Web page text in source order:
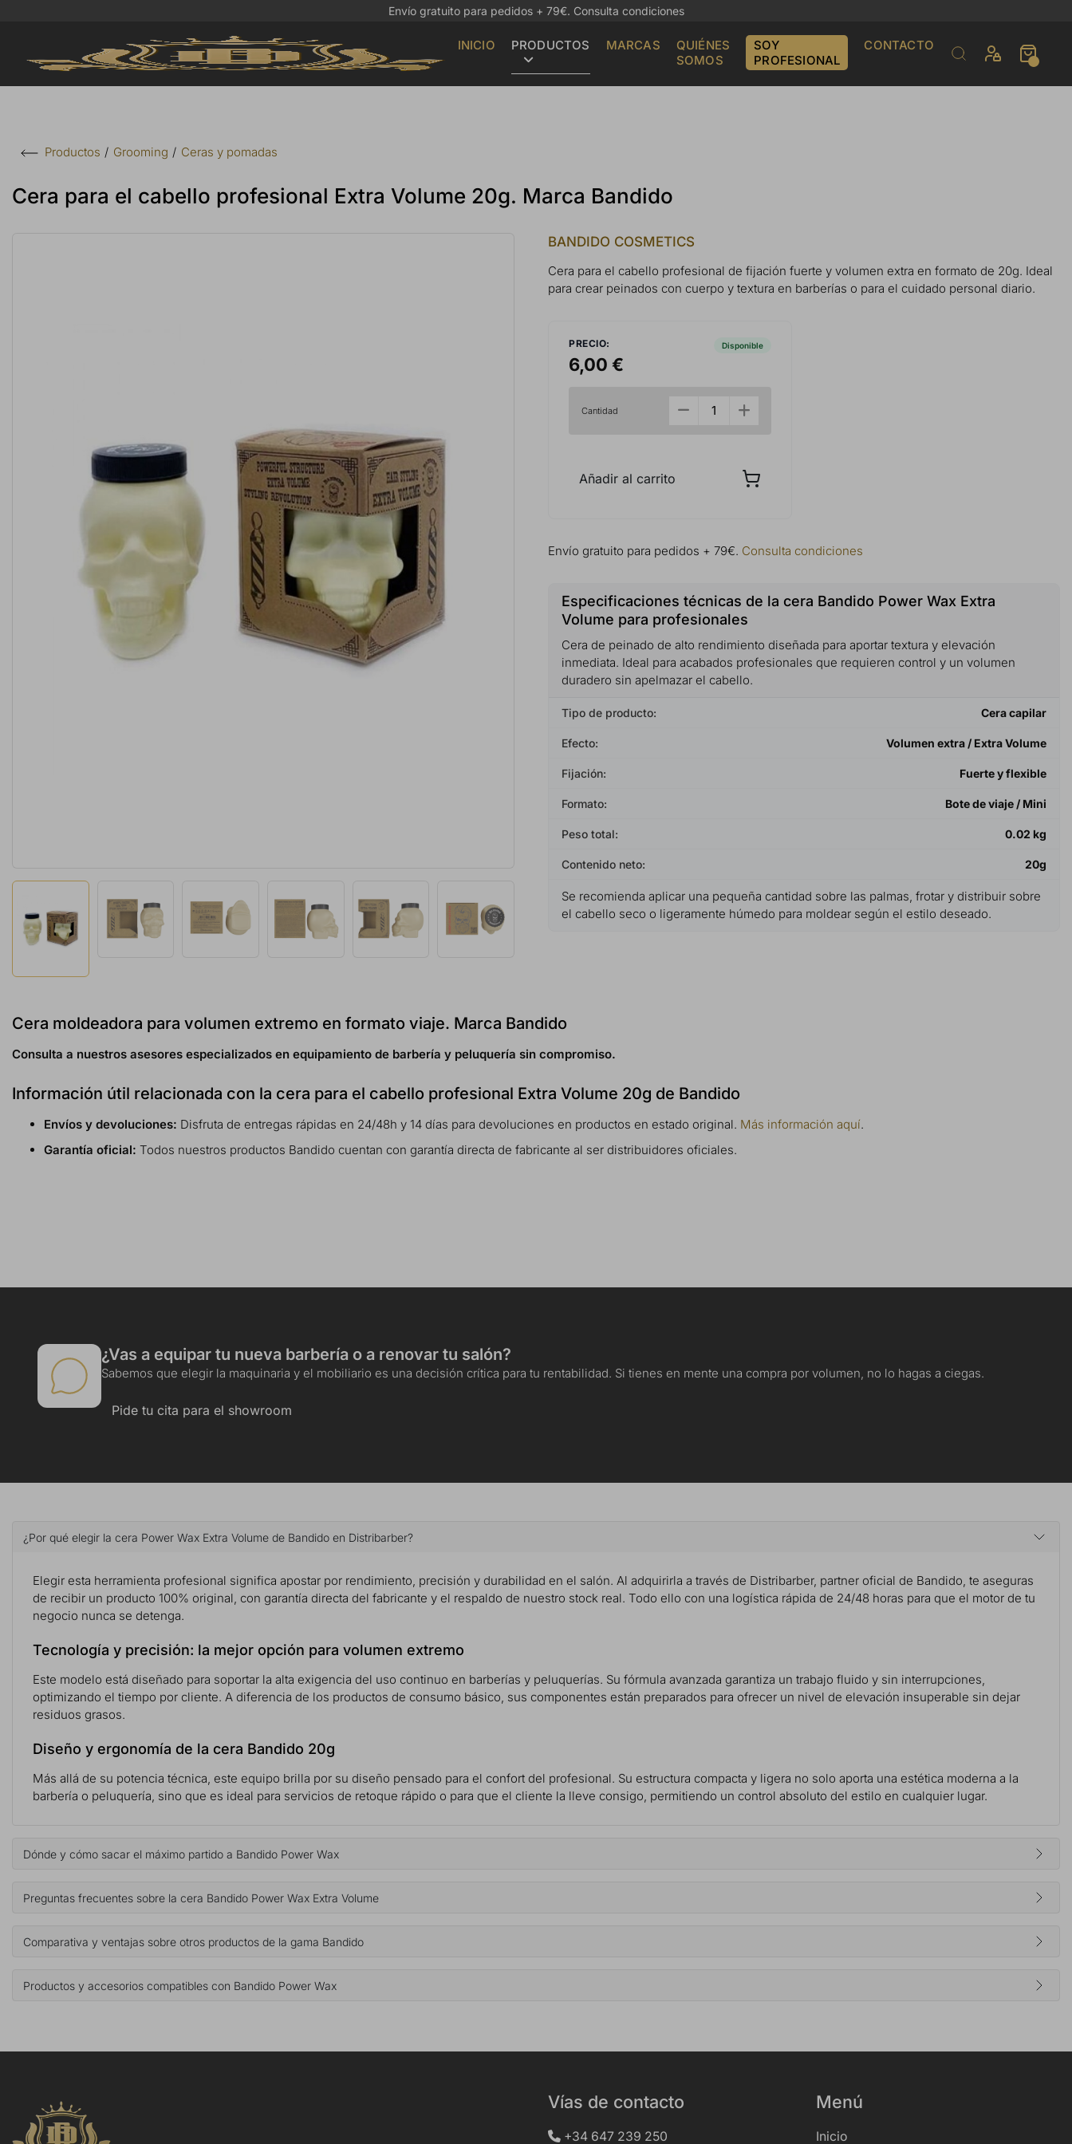
Envío gratuito para pedidos + 79€. Consulta condiciones
INICIO PRODUCTOS MARCAS
QUIÉNES
SOMOS
SOY
PROFESIONAL
CONTACTO
Productos Grooming Ceras y pomadas
Cera para el cabello profesional Extra Volume 20g. Marca Bandido
BANDIDO COSMETICS
Cera para el cabello profesional de fijación fuerte y volumen extra en formato de 20g. Ideal
para crear peinados con cuerpo y textura en barberías o para el cuidado personal diario.
PRECIO:
6,00 €
Disponible
Cantidad
Añadir al carrito
Envío gratuito para pedidos + 79€. Consulta condiciones
Especificaciones técnicas de la cera Bandido Power Wax Extra
Volume para profesionales
Cera de peinado de alto rendimiento diseñada para aportar textura y elevación
inmediata. Ideal para acabados profesionales que requieren control y un volumen
duradero sin apelmazar el cabello.
Tipo de producto: Cera capilar
Efecto: Volumen extra / Extra Volume
Fijación: Fuerte y flexible
Formato: Bote de viaje / Mini
Peso total: 0.02 kg
Contenido neto: 20g
Se recomienda aplicar una pequeña cantidad sobre las palmas, frotar y distribuir sobre
el cabello seco o ligeramente húmedo para moldear según el estilo deseado.
Cera moldeadora para volumen extremo en formato viaje. Marca Bandido
Consulta a nuestros asesores especializados en equipamiento de barbería y peluquería sin compromiso.
Información útil relacionada con la cera para el cabello profesional Extra Volume 20g de Bandido
Envíos y devoluciones: Disfruta de entregas rápidas en 24/48h y 14 días para devoluciones en productos en estado original. Más información aquí.
Garantía oficial: Todos nuestros productos Bandido cuentan con garantía directa de fabricante al ser distribuidores oficiales.
¿Vas a equipar tu nueva barbería o a renovar tu salón?
Sabemos que elegir la maquinaria y el mobiliario es una decisión crítica para tu rentabilidad. Si tienes en mente una compra por volumen, no lo hagas a ciegas.
Pide tu cita para el showroom
¿Por qué elegir la cera Power Wax Extra Volume de Bandido en Distribarber?
Elegir esta herramienta profesional significa apostar por rendimiento, precisión y durabilidad en el salón. Al adquirirla a través de Distribarber, partner oficial de Bandido, te aseguras
de recibir un producto 100% original, con garantía directa del fabricante y el respaldo de nuestro stock real. Todo ello con una logística rápida de 24/48 horas para que el motor de tu
negocio nunca se detenga.
Tecnología y precisión: la mejor opción para volumen extremo
Este modelo está diseñado para soportar la alta exigencia del uso continuo en barberías y peluquerías. Su fórmula avanzada garantiza un trabajo fluido y sin interrupciones,
optimizando el tiempo por cliente. A diferencia de los productos de consumo básico, sus componentes están preparados para ofrecer un nivel de elevación insuperable sin dejar
residuos grasos.
Diseño y ergonomía de la cera Bandido 20g
Más allá de su potencia técnica, este equipo brilla por su diseño pensado para el confort del profesional. Su estructura compacta y ligera no solo aporta una estética moderna a la
barbería o peluquería, sino que es ideal para servicios de retoque rápido o para que el cliente la lleve consigo, permitiendo un control absoluto del estilo en cualquier lugar.
Dónde y cómo sacar el máximo partido a Bandido Power Wax
Preguntas frecuentes sobre la cera Bandido Power Wax Extra Volume
Comparativa y ventajas sobre otros productos de la gama Bandido
Productos y accesorios compatibles con Bandido Power Wax
Vías de contacto
+34 647 239 250
Menú
Inicio